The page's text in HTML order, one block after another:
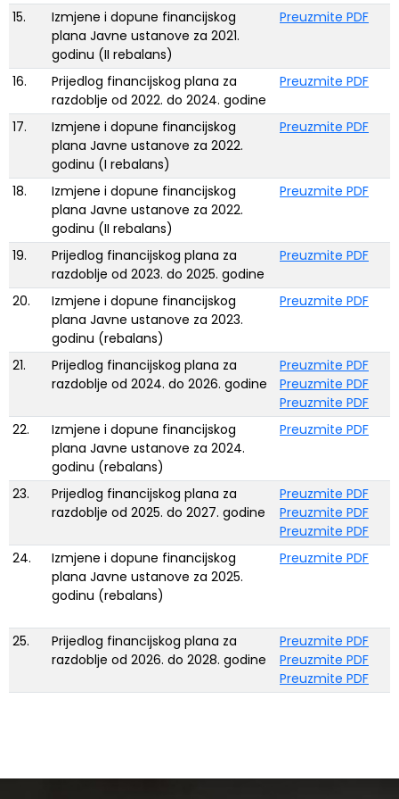
15.
Izmjene i dopune financijskog
plana Javne ustanove za 2021.
godinu (II rebalans)
Preuzmite PDF
16.
Prijedlog financijskog plana za
razdoblje od 2022. do 2024. godine
Preuzmite PDF
17.
Izmjene i dopune financijskog
plana Javne ustanove za 2022.
godinu (I rebalans)
Preuzmite PDF
18.
Izmjene i dopune financijskog
plana Javne ustanove za 2022.
godinu (II rebalans)
Preuzmite PDF
19.
Prijedlog financijskog plana za
razdoblje od 2023. do 2025. godine
Preuzmite PDF
20.
Izmjene i dopune financijskog
plana Javne ustanove za 2023.
godinu (rebalans)
Preuzmite PDF
21.
Prijedlog financijskog plana za
razdoblje od 2024. do 2026. godine
Preuzmite PDF
Preuzmite PDF
Preuzmite PDF
22.
Izmjene i dopune financijskog
plana Javne ustanove za 2024.
godinu (rebalans)
Preuzmite PDF
23.
Prijedlog financijskog plana za
razdoblje od 2025. do 2027. godine
Preuzmite PDF
Preuzmite PDF
Preuzmite PDF
24.
Izmjene i dopune financijskog
plana Javne ustanove za 2025.
godinu (rebalans)
Preuzmite PDF
25.
Prijedlog financijskog plana za
razdoblje od 2026. do 2028. godine
Preuzmite PDF
Preuzmite PDF
Preuzmite PDF